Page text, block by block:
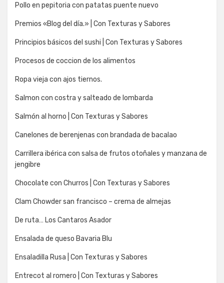
Pollo en pepitoria con patatas puente nuevo
Premios «Blog del día.» | Con Texturas y Sabores
Principios básicos del sushi | Con Texturas y Sabores
Procesos de coccion de los alimentos
Ropa vieja con ajos tiernos.
Salmon con costra y salteado de lombarda
Salmón al horno | Con Texturas y Sabores
Canelones de berenjenas con brandada de bacalao
Carrillera ibérica con salsa de frutos otoñales y manzana de
jengibre
Chocolate con Churros | Con Texturas y Sabores
Clam Chowder san francisco – crema de almejas
De ruta… Los Cantaros Asador
Ensalada de queso Bavaria Blu
Ensaladilla Rusa | Con Texturas y Sabores
Entrecot al romero | Con Texturas y Sabores